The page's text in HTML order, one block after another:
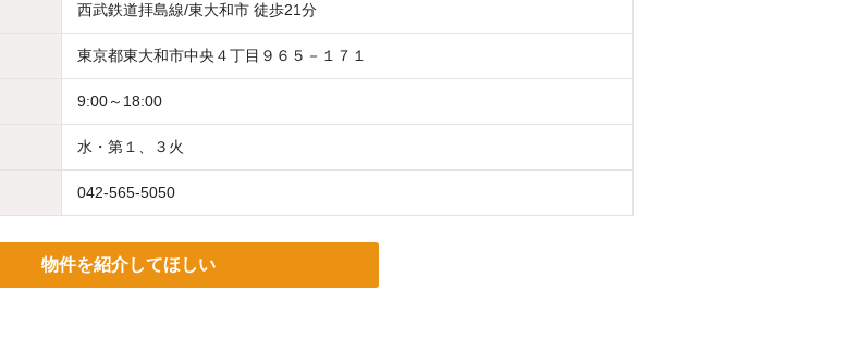
西武鉄道拝島線/東大和市 徒歩21分
東京都東大和市中央４丁目９６５－１７１
9:00～18:00
水・第１、３火
042-565-5050
物件を紹介してほしい